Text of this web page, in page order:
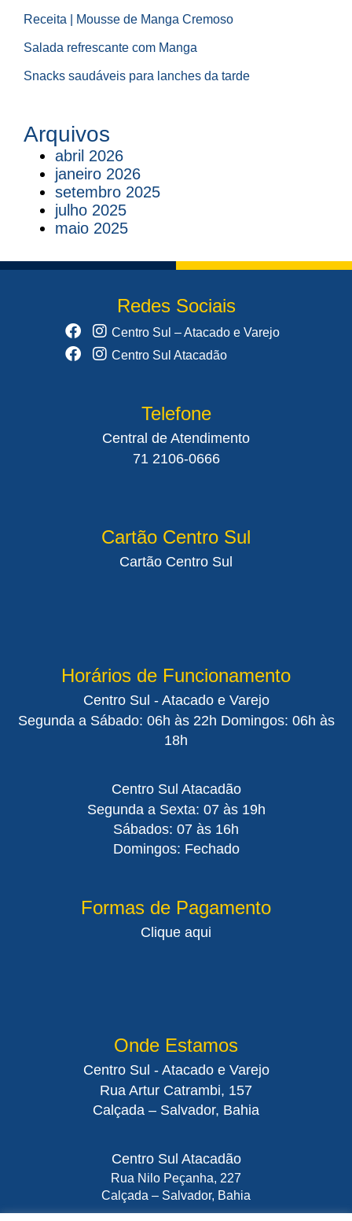
Receita | Mousse de Manga Cremoso
Salada refrescante com Manga
Snacks saudáveis para lanches da tarde
Arquivos
abril 2026
janeiro 2026
setembro 2025
julho 2025
maio 2025
Redes Sociais
Centro Sul – Atacado e Varejo
Centro Sul Atacadão
Telefone
Central de Atendimento
71 2106-0666
Cartão Centro Sul
Cartão Centro Sul
Horários de Funcionamento
Centro Sul - Atacado e Varejo
Segunda a Sábado: 06h às 22h Domingos: 06h às
18h
Centro Sul Atacadão
Segunda a Sexta: 07 às 19h
Sábados: 07 às 16h
Domingos: Fechado
Formas de Pagamento
Clique aqui
Onde Estamos
Centro Sul - Atacado e Varejo
Rua Artur Catrambi, 157
Calçada – Salvador, Bahia
Centro Sul Atacadão
Rua Nilo Peçanha, 227
Calçada – Salvador, Bahia